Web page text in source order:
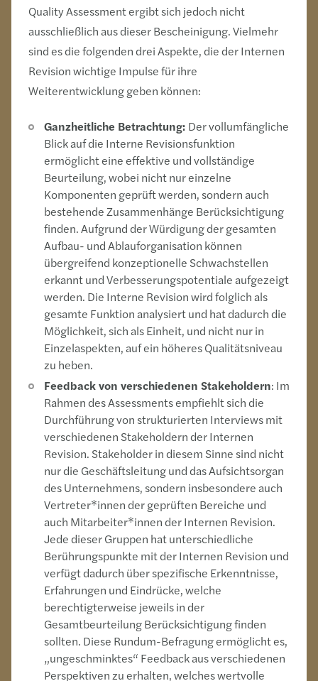
Quality Assessment ergibt sich jedoch nicht
ausschließlich aus dieser Bescheinigung. Vielmehr
sind es die folgenden drei Aspekte, die der Internen
Revision wichtige Impulse für ihre
Weiterentwicklung geben können:
Ganzheitliche Betrachtung: Der vollumfängliche
Blick auf die Interne Revisionsfunktion
ermöglicht eine effektive und vollständige
Beurteilung, wobei nicht nur einzelne
Komponenten geprüft werden, sondern auch
bestehende Zusammenhänge Berücksichtigung
finden. Aufgrund der Würdigung der gesamten
Aufbau- und Ablauforganisation können
übergreifend konzeptionelle Schwachstellen
erkannt und Verbesserungspotentiale aufgezeigt
werden. Die Interne Revision wird folglich als
gesamte Funktion analysiert und hat dadurch die
Möglichkeit, sich als Einheit, und nicht nur in
Einzelaspekten, auf ein höheres Qualitätsniveau
zu heben.
Feedback von verschiedenen Stakeholdern: Im
Rahmen des Assessments empfiehlt sich die
Durchführung von strukturierten Interviews mit
verschiedenen Stakeholdern der Internen
Revision. Stakeholder in diesem Sinne sind nicht
nur die Geschäftsleitung und das Aufsichtsorgan
des Unternehmens, sondern insbesondere auch
Vertreter*innen der geprüften Bereiche und
auch Mitarbeiter*innen der Internen Revision.
Jede dieser Gruppen hat unterschiedliche
Berührungspunkte mit der Internen Revision und
verfügt dadurch über spezifische Erkenntnisse,
Erfahrungen und Eindrücke, welche
berechtigterweise jeweils in der
Gesamtbeurteilung Berücksichtigung finden
sollten. Diese Rundum-Befragung ermöglicht es,
„ungeschminktes“ Feedback aus verschiedenen
Perspektiven zu erhalten, welches wertvolle